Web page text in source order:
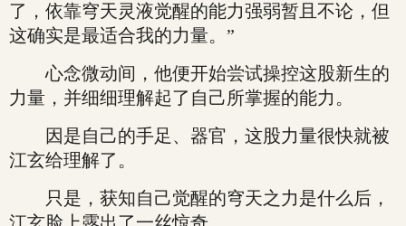
了，依靠穹天灵液觉醒的能力强弱暂且不论，但
这确实是最适合我的力量。”
心念微动间，他便开始尝试操控这股新生的
力量，并细细理解起了自己所掌握的能力。
因是自己的手足、器官，这股力量很快就被
江玄给理解了。
只是，获知自己觉醒的穹天之力是什么后，